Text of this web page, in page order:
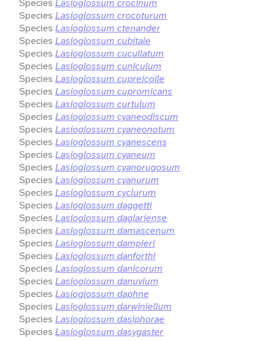
Species Lasioglossum crocinum
Species Lasioglossum crocoturum
Species Lasioglossum ctenander
Species Lasioglossum cubitale
Species Lasioglossum cucullatum
Species Lasioglossum cuniculum
Species Lasioglossum cupreicolle
Species Lasioglossum cupromicans
Species Lasioglossum curtulum
Species Lasioglossum cyaneodiscum
Species Lasioglossum cyaneonotum
Species Lasioglossum cyanescens
Species Lasioglossum cyaneum
Species Lasioglossum cyanorugosum
Species Lasioglossum cyanurum
Species Lasioglossum cyclurum
Species Lasioglossum daggetti
Species Lasioglossum daglariense
Species Lasioglossum damascenum
Species Lasioglossum dampieri
Species Lasioglossum danforthi
Species Lasioglossum danicorum
Species Lasioglossum danuvium
Species Lasioglossum daphne
Species Lasioglossum darwiniellum
Species Lasioglossum dasiphorae
Species Lasioglossum dasygaster